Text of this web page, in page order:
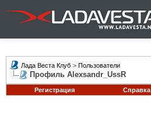
Лада Веста Клуб > Пользователи
Профиль Alexsandr_UssR
Регистрация Справка